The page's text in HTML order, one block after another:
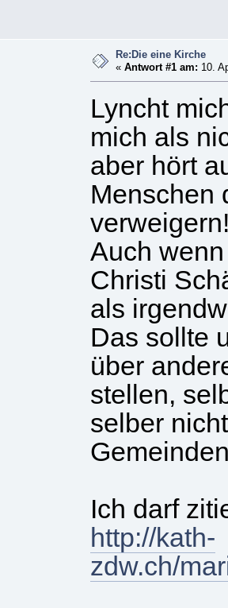
Re:Die eine Kirche
«Antwort #1 am: 10.
Lyncht
mich als
aber hört
Menschen
Auch
Christi
als
Das sollte
über
stellen,
selber
Ich darf
http://kath-
zdw.ch/